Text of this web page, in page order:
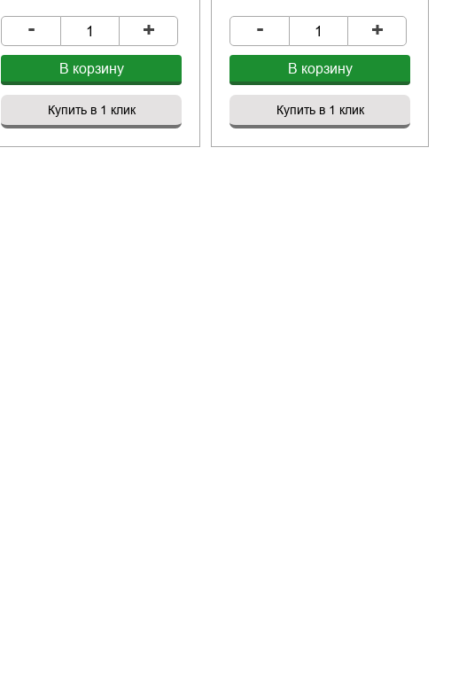
- +
В корзину
Купить в 1 клик
- +
В корзину
Купить в 1 клик